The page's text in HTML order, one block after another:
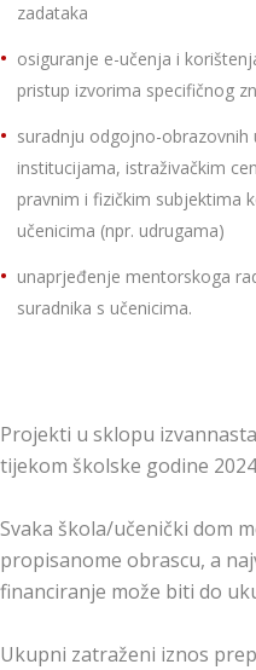
zadataka
osiguranje e-učenja i
pristup izvorima specifičnog
suradnju odgojno-obrazovnih
institucijama, istraživačkim
pravnim i fizičkim subjektima
učenicima (npr. udrugama)
unaprjeđenje mentorskoga
suradnika s učenicima.
Projekti u sklopu
tijekom školske godine
Svaka škola/učenički dom
propisanome obrascu, a
financiranje može biti do
Ukupni zatraženi iznos